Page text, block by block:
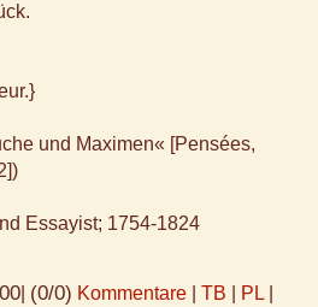
und Maximen« [Pensées,
Essayist; 1754-1824
(0/0) Kommentare TB PL